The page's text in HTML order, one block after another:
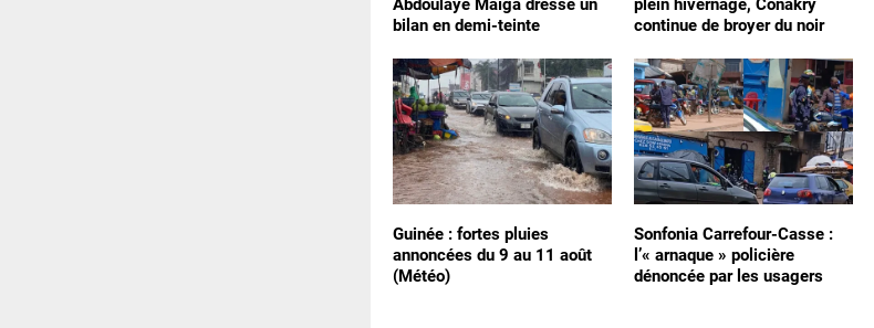
bilan en demi-teinte
continue de broyer du noir
Guinée : fortes pluies
annoncées du 9 au 11 août
(Météo)
Sonfonia Carrefour-Casse :
l’« arnaque » policière
dénoncée par les usagers